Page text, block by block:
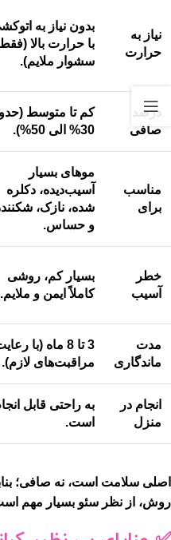
نیاز به
حرارت
بدون نیاز به
با حرارت بالا (فقط
سشوار ملایم).
درصد
صافی
کم تا متوسط
30% الی 50%).
مناسب
برای
موهای بسیار
آسیب‌دیده، دکلره
شده، نازک،
و حساس.
خطر
آسیب
بسیار کم، روشی
کاملاً ایمن و ملایم.
مدت
ماندگاری
3 تا 8 ماه (با
مراقبت‌های لازم).
انجام در
منزل
به راحتی قابل
است.
اصلی سلامت است، نه صافی؛
روش، از نظر سئو بسیار مهم